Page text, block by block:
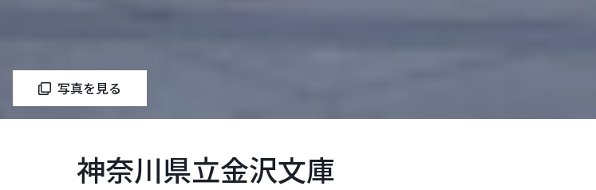
写真を見る
神奈川県立金沢文庫